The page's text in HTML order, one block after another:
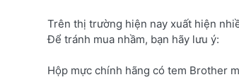
Trên thị trường hiện nay xuất hiện
Để tránh mua nhầm, bạn hãy lưu ý:
Hộp mực chính hãng có tem Brother